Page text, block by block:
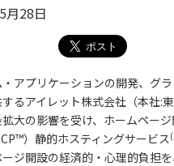
月28日
アプリケーションの開発、グ
るアイレット株式会社（本社:
拡大の影響を受け、ホームペー
）静的ホスティングサービス
ジ開設の経済的・心理的負担